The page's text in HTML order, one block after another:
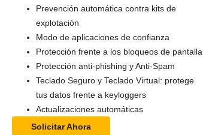
Prevención automática contra kits de
explotación
Modo de aplicaciones de confianza
Protección frente a los bloqueos de pantalla
Protección anti-phishing y Anti-Spam
Teclado Seguro y Teclado Virtual: protege
tus datos frente a keyloggers
Actualizaciones automáticas
Solicitar Ahora